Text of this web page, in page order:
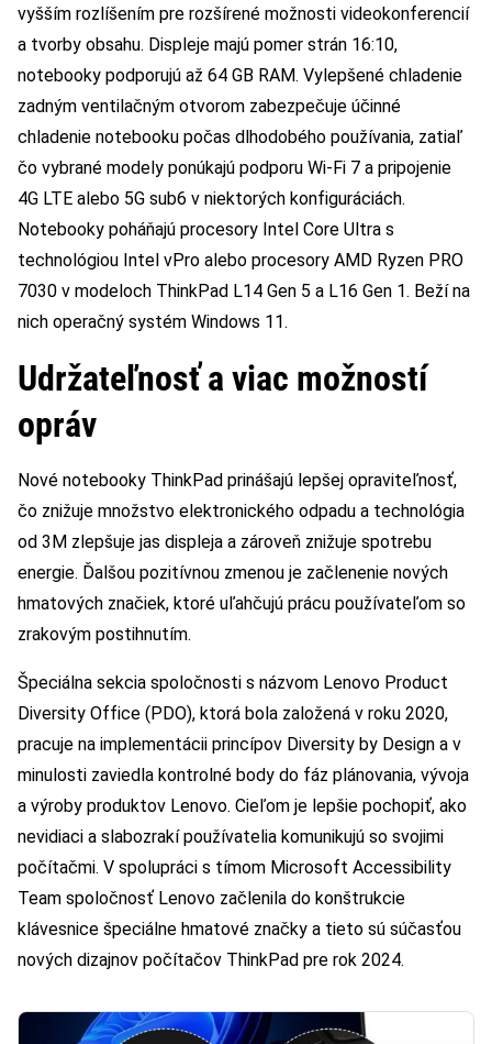
vyšším rozlíšením pre rozšírené možnosti videokonferencií
a tvorby obsahu. Displeje majú pomer strán 16:10,
notebooky podporujú až 64 GB RAM. Vylepšené chladenie
zadným ventilačným otvorom zabezpečuje účinné
chladenie notebooku počas dlhodobého používania, zatiaľ
čo vybrané modely ponúkajú podporu Wi-Fi 7 a pripojenie
4G LTE alebo 5G sub6 v niektorých konfiguráciách.
Notebooky poháňajú procesory Intel Core Ultra s
technológiou Intel vPro alebo procesory AMD Ryzen PRO
7030 v modeloch ThinkPad L14 Gen 5 a L16 Gen 1. Beží na
nich operačný systém Windows 11.
Udržateľnosť a viac možností
opráv
Nové notebooky ThinkPad prinášajú lepšej opraviteľnosť,
čo znižuje množstvo elektronického odpadu a technológia
od 3M zlepšuje jas displeja a zároveň znižuje spotrebu
energie. Ďalšou pozitívnou zmenou je začlenenie nových
hmatových značiek, ktoré uľahčujú prácu používateľom so
zrakovým postihnutím.
Špeciálna sekcia spoločnosti s názvom Lenovo Product
Diversity Office (PDO), ktorá bola založená v roku 2020,
pracuje na implementácii princípov Diversity by Design a v
minulosti zaviedla kontrolné body do fáz plánovania, vývoja
a výroby produktov Lenovo. Cieľom je lepšie pochopiť, ako
nevidiaci a slabozrakí používatelia komunikujú so svojimi
počítačmi. V spolupráci s tímom Microsoft Accessibility
Team spoločnosť Lenovo začlenila do konštrukcie
klávesnice špeciálne hmatové značky a tieto sú súčasťou
nových dizajnov počítačov ThinkPad pre rok 2024.